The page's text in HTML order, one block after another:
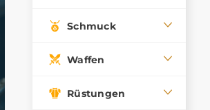
Schmuck
Waffen
Rüstungen